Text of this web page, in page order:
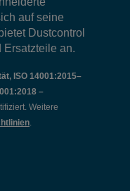
auf seine
Dustcontrol
an.
ISO 14001:2015–
–
Weitere